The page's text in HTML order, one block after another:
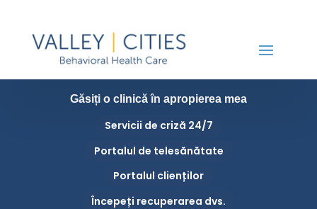
Găsiți o clinică în apropierea mea
Servicii de criză 24/7
Portalul de telesănătate
Portalul clienților
Începeți recuperarea dvs.